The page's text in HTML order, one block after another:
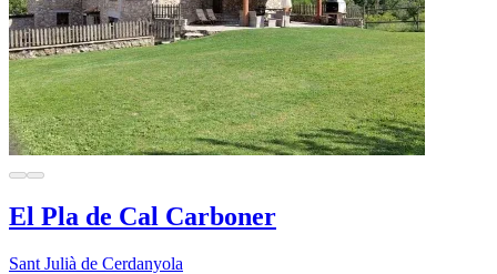
El Pla de Cal Carboner
Sant Julià de Cerdanyola